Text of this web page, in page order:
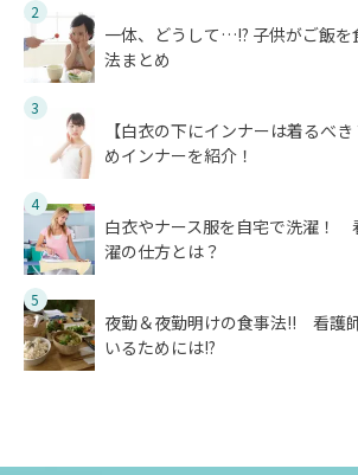
2
一体、どうして…!? 子供がご飯を
法まとめ
3
【白衣の下にインナーは着るべ
めインナーを紹介！
4
白衣やナース服を自宅で洗濯！
濯の仕方とは？
5
夜勤＆夜勤明けの食事法!! 看護
いるためには!?